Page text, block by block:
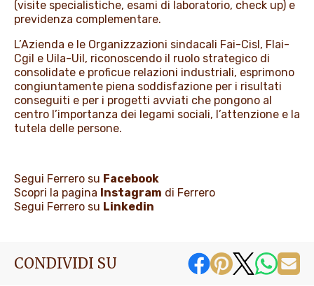
(visite specialistiche, esami di laboratorio, check up) e
previdenza complementare.
L’Azienda e le Organizzazioni sindacali Fai-Cisl, Flai-
Cgil e Uila-Uil, riconoscendo il ruolo strategico di
consolidate e proficue relazioni industriali, esprimono
congiuntamente piena soddisfazione per i risultati
conseguiti e per i progetti avviati che pongono al
centro l’importanza dei legami sociali, l’attenzione e la
tutela delle persone.
Segui Ferrero su Facebook
Scopri la pagina Instagram di Ferrero
Segui Ferrero su Linkedin
CONDIVIDI SU